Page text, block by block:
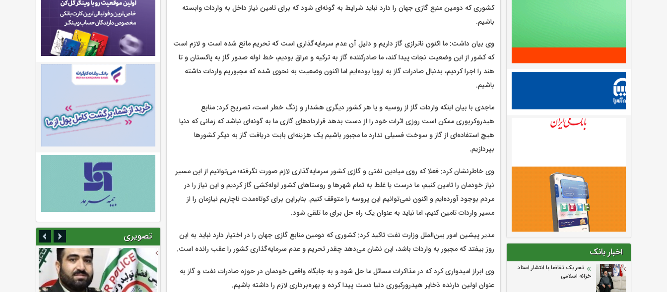
اخبار بانک
تحریک تقاضا با انتشار اسناد
خزانه اسلامی
کشوری که دومین منبع گازی جهان را دارد نباید شرایط به گونه‌ای شود که برای تامین نیاز داخل به واردات وابسته
باشیم.
وی بیان داشت: ما اکنون ناترازی گاز داریم و دلیل آن عدم سرمایه‌گذاری است که تحریم مانع شده است و لازم است
که کشور از این وضعیت نجات پیدا کند، ما صادرکننده گاز به ترکیه و عراق بودیم، خط لوله صدور گاز به پاکستان و تا
هند را اجرا کردیم، بدنبال صادرات گاز به اروپا بوده‌ایم اما اکنون وضعیت به نحوی شده که مجبوریم واردات داشته
باشیم.
ماجدی با بیان اینکه واردات گاز از روسیه و یا هر کشور دیگری هشدار و زنگ خطر است، تصریح کرد: منابع
هیدروکربوری ممکن است روزی اثرات خود را از دست بدهد قراردادهای گازی ما به گونه‌ای نباشد که زمانی که دنیا
هیچ استفاده‌ای از گاز و سوخت فسیلی ندارد ما مجبور باشیم یک هزینه‌ای بابت دریافت گاز به دیگر کشورها
بپردازیم.
وی خاطرنشان کرد: فعلا که روی میادین نفتی و گازی کشور سرمایه‌گذاری لازم صورت نگرفته؛ می‌توانیم از این مسیر
نیاز خودمان را تامین کنیم، ما درست یا غلط به تمام شهرها و روستاهای کشور لوله‌کشی گاز کردیم و این نیاز را در
مردم بوجود آورده‌ایم و اکنون نمی‌توانیم این پروسه را متوقف کنیم. بنابراین برای کوتاه‌مدت ناچاریم نیازمان را از
مسیر واردات تامین کنیم، اما نباید به عنوان یک راه حل برای ما تلقی شود.
مدیر پیشین امور بین‌الملل وزارت نفت تاکید کرد: کشوری که دومین منابع گازی جهان را در اختیار دارد نباید به این
روز بیفتد که مجبور به واردات باشد، این نشان می‌دهد چقدر تحریم و عدم سرمایه‌گذاری کشور را عقب رانده است.
وی ابراز امیدواری کرد که در مذاکرات مسائل ما حل شود و به جایگاه واقعی خودمان در حوزه صادرات نفت و گاز به
عنوان اولین دارنده ذخایر هیدرورکبوری دنیا دست پیدا کرده و بهره‌برداری لازم را داشته باشیم.
تصویری